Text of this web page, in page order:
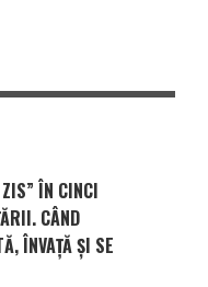
ÎN CINCI
CÂND
ÎNVAȚĂ ȘI SE